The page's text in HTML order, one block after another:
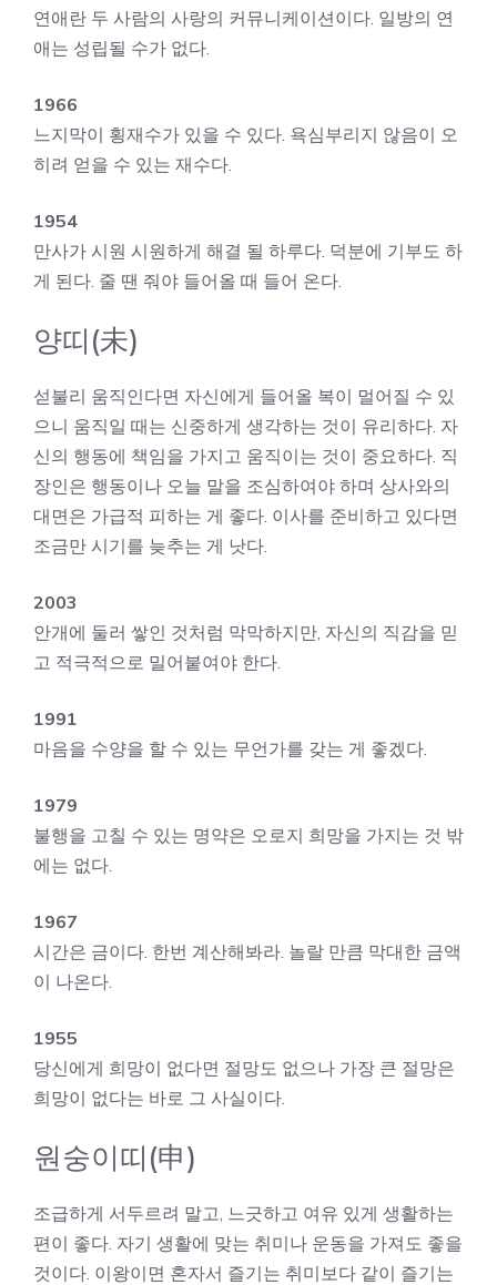
연애란 두 사람의 사랑의 커뮤니케이션이다. 일방의 연
애는 성립될 수가 없다.
1966
느지막이 횡재수가 있을 수 있다. 욕심부리지 않음이 오
히려 얻을 수 있는 재수다.
1954
만사가 시원 시원하게 해결 될 하루다. 덕분에 기부도 하
게 된다. 줄 땐 줘야 들어올 때 들어 온다.
양띠(未)
섣불리 움직인다면 자신에게 들어올 복이 멀어질 수 있
으니 움직일 때는 신중하게 생각하는 것이 유리하다. 자
신의 행동에 책임을 가지고 움직이는 것이 중요하다. 직
장인은 행동이나 오늘 말을 조심하여야 하며 상사와의
대면은 가급적 피하는 게 좋다. 이사를 준비하고 있다면
조금만 시기를 늦추는 게 낫다.
2003
안개에 둘러 쌓인 것처럼 막막하지만, 자신의 직감을 믿
고 적극적으로 밀어붙여야 한다.
1991
마음을 수양을 할 수 있는 무언가를 갖는 게 좋겠다.
1979
불행을 고칠 수 있는 명약은 오로지 희망을 가지는 것 밖
에는 없다.
1967
시간은 금이다. 한번 계산해봐라. 놀랄 만큼 막대한 금액
이 나온다.
1955
당신에게 희망이 없다면 절망도 없으나 가장 큰 절망은
희망이 없다는 바로 그 사실이다.
원숭이띠(申)
조급하게 서두르려 말고, 느긋하고 여유 있게 생활하는
편이 좋다. 자기 생활에 맞는 취미나 운동을 가져도 좋을
것이다. 이왕이면 혼자서 즐기는 취미보다 같이 즐기는